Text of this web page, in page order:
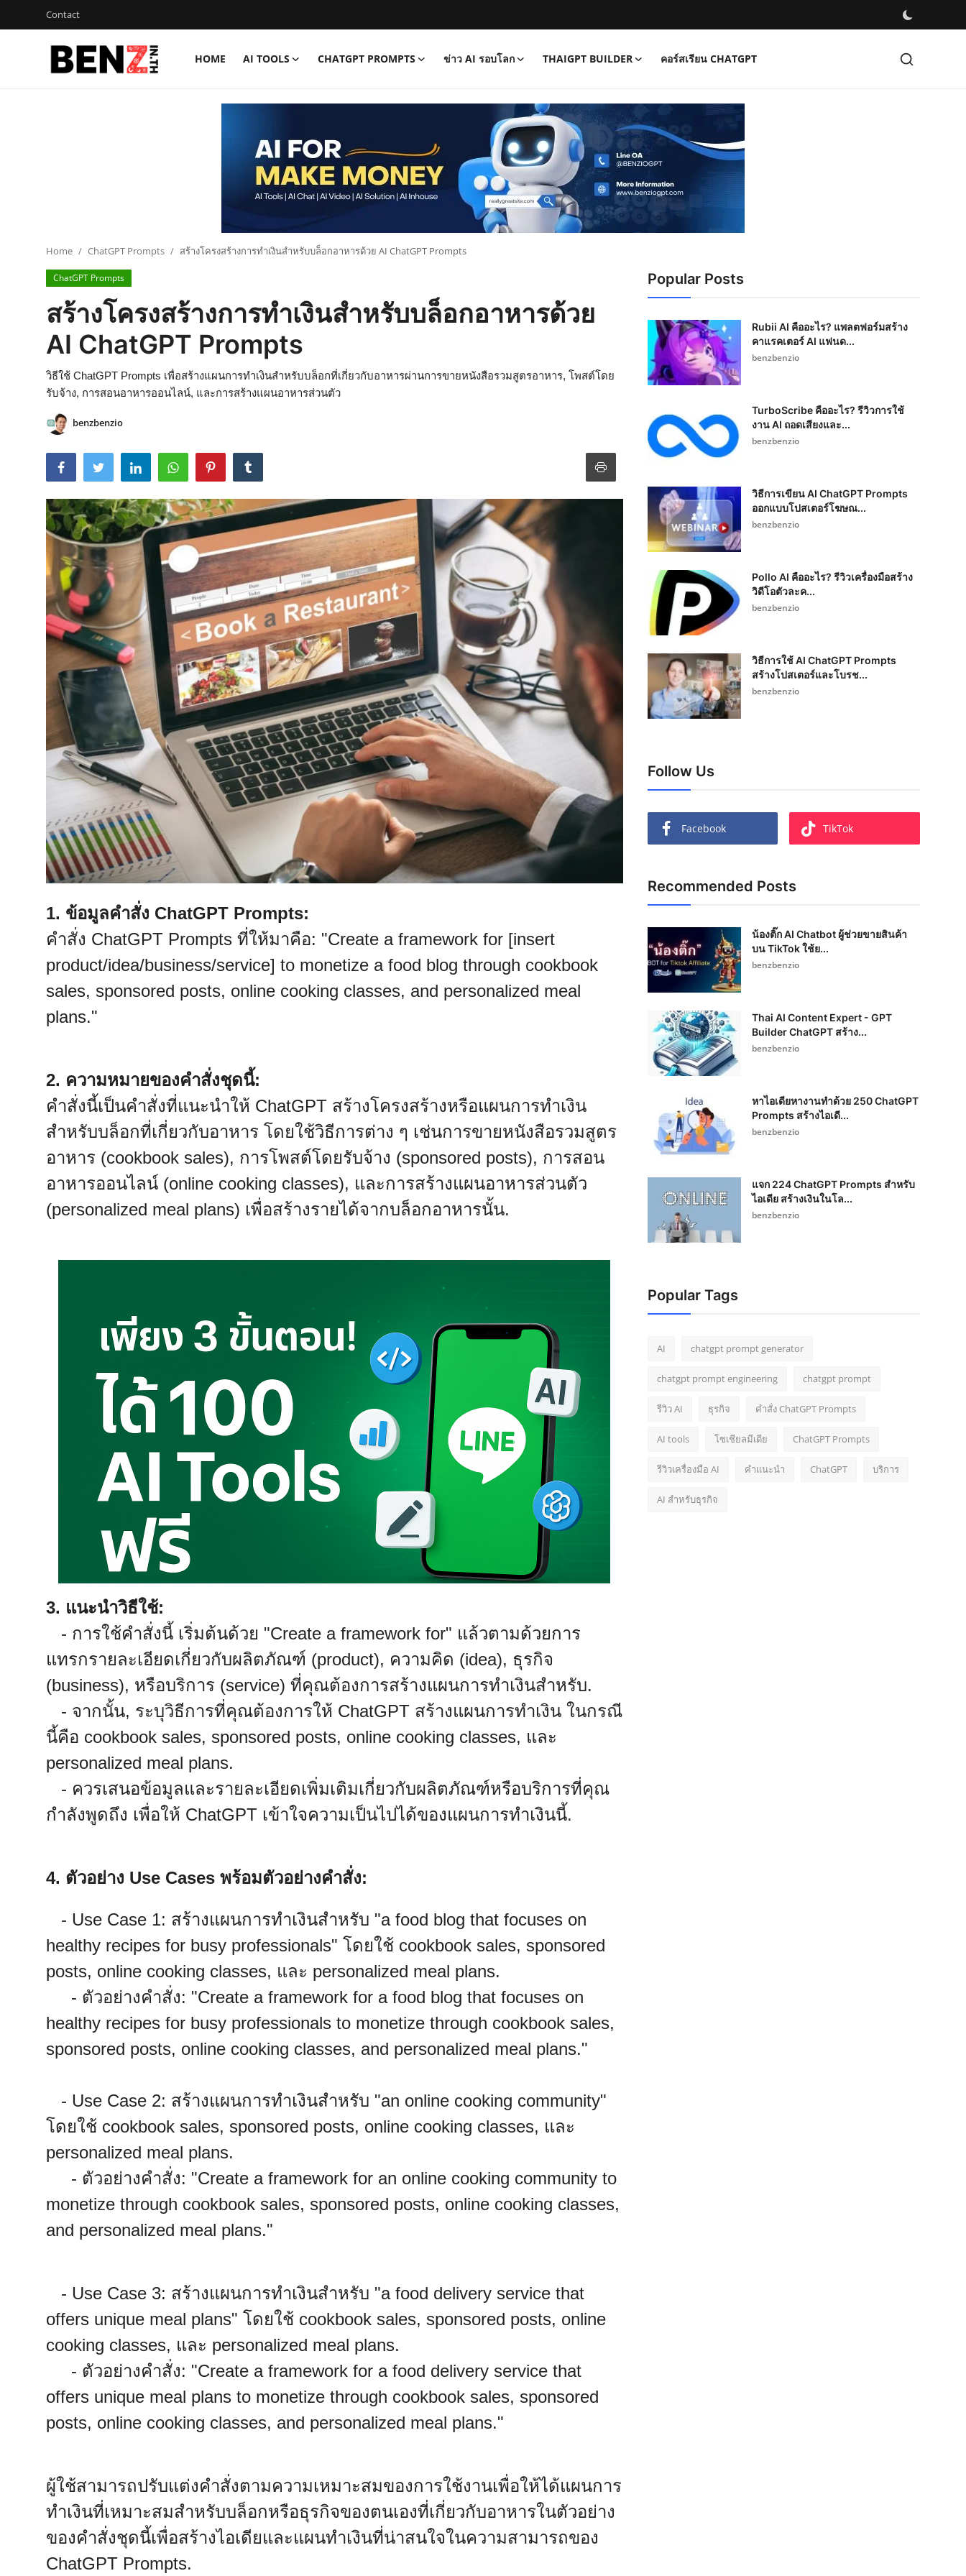
Contact
HOME AI TOOLS CHATGPT PROMPTS ข่าว AI รอบโลก THAIGPT BUILDER คอร์สเรียน CHATGPT
ThaiGPT Builder
คอร์สเรียน ChatGPT
Home ChatGPT Prompts สร้างโครงสร้างการทำเงินสำหรับบล็อกอาหารด้วย AI ChatGPT Prompts
ChatGPT Prompts
สร้างโครงสร้างการทำเงินสำหรับบล็อกอาหารด้วย
AI ChatGPT Prompts
วิธีใช้ ChatGPT Prompts เพื่อสร้างแผนการทำเงินสำหรับบล็อกที่เกี่ยวกับอาหารผ่านการขายหนังสือรวมสูตรอาหาร, โพสต์โดย
รับจ้าง, การสอนอาหารออนไลน์, และการสร้างแผนอาหารส่วนตัว
benzbenzio
1. ข้อมูลคำสั่ง ChatGPT Prompts:
คำสั่ง ChatGPT Prompts ที่ให้มาคือ: "Create a framework for [insert
product/idea/business/service] to monetize a food blog through cookbook
sales, sponsored posts, online cooking classes, and personalized meal
plans."
2. ความหมายของคำสั่งชุดนี้:
คำสั่งนี้เป็นคำสั่งที่แนะนำให้ ChatGPT สร้างโครงสร้างหรือแผนการทำเงิน
สำหรับบล็อกที่เกี่ยวกับอาหาร โดยใช้วิธีการต่าง ๆ เช่นการขายหนังสือรวมสูตร
อาหาร (cookbook sales), การโพสต์โดยรับจ้าง (sponsored posts), การสอน
อาหารออนไลน์ (online cooking classes), และการสร้างแผนอาหารส่วนตัว
(personalized meal plans) เพื่อสร้างรายได้จากบล็อกอาหารนั้น.
3. แนะนำวิธีใช้:
- การใช้คำสั่งนี้ เริ่มต้นด้วย "Create a framework for" แล้วตามด้วยการ
แทรกรายละเอียดเกี่ยวกับผลิตภัณฑ์ (product), ความคิด (idea), ธุรกิจ
(business), หรือบริการ (service) ที่คุณต้องการสร้างแผนการทำเงินสำหรับ.
- จากนั้น, ระบุวิธีการที่คุณต้องการให้ ChatGPT สร้างแผนการทำเงิน ในกรณี
นี้คือ cookbook sales, sponsored posts, online cooking classes, และ
personalized meal plans.
- ควรเสนอข้อมูลและรายละเอียดเพิ่มเติมเกี่ยวกับผลิตภัณฑ์หรือบริการที่คุณ
กำลังพูดถึง เพื่อให้ ChatGPT เข้าใจความเป็นไปได้ของแผนการทำเงินนี้.
4. ตัวอย่าง Use Cases พร้อมตัวอย่างคำสั่ง:
- Use Case 1: สร้างแผนการทำเงินสำหรับ "a food blog that focuses on
healthy recipes for busy professionals" โดยใช้ cookbook sales, sponsored
posts, online cooking classes, และ personalized meal plans.
- ตัวอย่างคำสั่ง: "Create a framework for a food blog that focuses on
healthy recipes for busy professionals to monetize through cookbook sales,
sponsored posts, online cooking classes, and personalized meal plans."
- Use Case 2: สร้างแผนการทำเงินสำหรับ "an online cooking community"
โดยใช้ cookbook sales, sponsored posts, online cooking classes, และ
personalized meal plans.
- ตัวอย่างคำสั่ง: "Create a framework for an online cooking community to
monetize through cookbook sales, sponsored posts, online cooking classes,
and personalized meal plans."
- Use Case 3: สร้างแผนการทำเงินสำหรับ "a food delivery service that
offers unique meal plans" โดยใช้ cookbook sales, sponsored posts, online
cooking classes, และ personalized meal plans.
- ตัวอย่างคำสั่ง: "Create a framework for a food delivery service that
offers unique meal plans to monetize through cookbook sales, sponsored
posts, online cooking classes, and personalized meal plans."
ผู้ใช้สามารถปรับแต่งคำสั่งตามความเหมาะสมของการใช้งานเพื่อให้ได้แผนการ
ทำเงินที่เหมาะสมสำหรับบล็อกหรือธุรกิจของตนเองที่เกี่ยวกับอาหารในตัวอย่าง
ของคำสั่งชุดนี้เพื่อสร้างไอเดียและแผนทำเงินที่น่าสนใจในความสามารถของ
ChatGPT Prompts.
Popular Posts
Rubii AI คืออะไร? แพลตฟอร์มสร้าง
คาแรคเตอร์ AI แฟนด...
benzbenzio
TurboScribe คืออะไร? รีวิวการใช้
งาน AI ถอดเสียงและ...
benzbenzio
วิธีการเขียน AI ChatGPT Prompts
ออกแบบโปสเตอร์โฆษณ...
benzbenzio
Pollo AI คืออะไร? รีวิวเครื่องมือสร้าง
วิดีโอตัวละค...
benzbenzio
วิธีการใช้ AI ChatGPT Prompts
สร้างโปสเตอร์และโบรช...
benzbenzio
Follow Us
Facebook TikTok
Recommended Posts
น้องติ๊ก AI Chatbot ผู้ช่วยขายสินค้า
บน TikTok ใช้ย...
benzbenzio
Thai AI Content Expert - GPT
Builder ChatGPT สร้าง...
benzbenzio
หาไอเดียหางานทำด้วย 250 ChatGPT
Prompts สร้างไอเดี...
benzbenzio
แจก 224 ChatGPT Prompts สำหรับ
ไอเดีย สร้างเงินในโล...
benzbenzio
Popular Tags
AI chatgpt prompt generator
chatgpt prompt engineering chatgpt prompt
รีวิว AI ธุรกิจ คำสั่ง ChatGPT Prompts
AI tools โซเชียลมีเดีย ChatGPT Prompts
รีวิวเครื่องมือ AI คำแนะนำ ChatGPT บริการ
AI สำหรับธุรกิจ